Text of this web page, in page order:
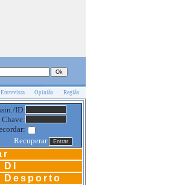
Entrevista Opinião Região
ID:
Chave:
Recuperar
Desporto